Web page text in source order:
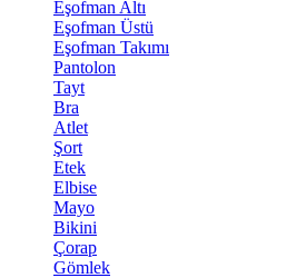
Eşofman Altı
Eşofman Üstü
Eşofman Takımı
Pantolon
Tayt
Bra
Atlet
Şort
Etek
Elbise
Mayo
Bikini
Çorap
Gömlek